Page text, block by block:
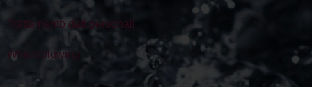
Trattamento dati personali
Whisleblowing